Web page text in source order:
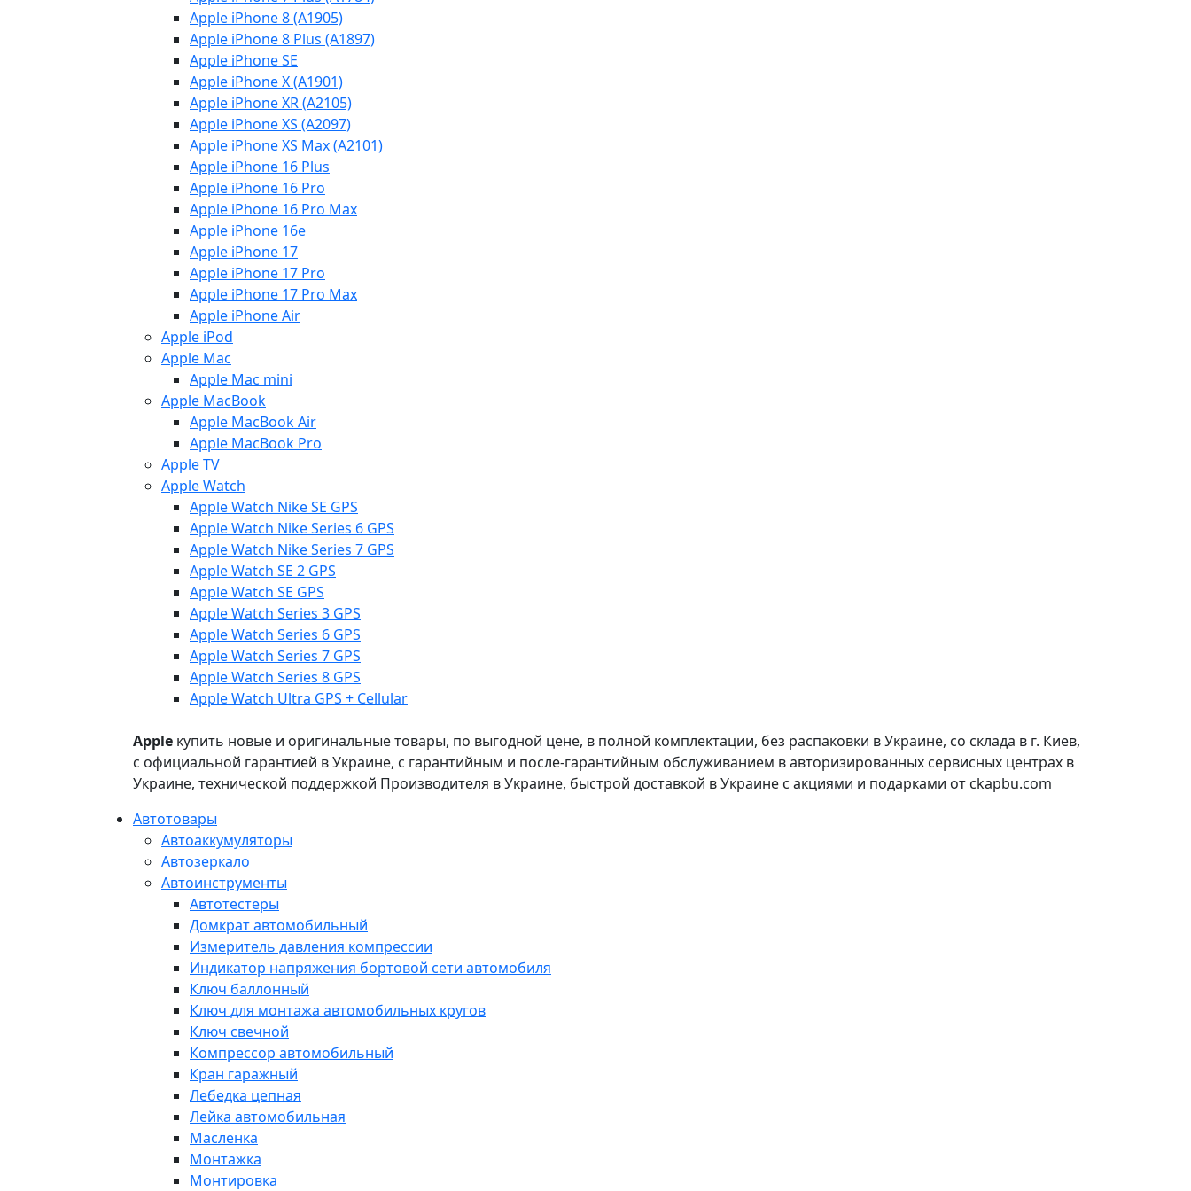
Apple iPhone 8 (A1905)
Apple iPhone 8 Plus (A1897)
Apple iPhone SE
Apple iPhone X (A1901)
Apple iPhone XR (A2105)
Apple iPhone XS (A2097)
Apple iPhone XS Max (A2101)
Apple iPhone 16 Plus
Apple iPhone 16 Pro
Apple iPhone 16 Pro Max
Apple iPhone 16e
Apple iPhone 17
Apple iPhone 17 Pro
Apple iPhone 17 Pro Max
Apple iPhone Air
Apple iPod
Apple Mac
Apple Mac mini
Apple MacBook
Apple MacBook Air
Apple MacBook Pro
Apple TV
Apple Watch
Apple Watch Nike SE GPS
Apple Watch Nike Series 6 GPS
Apple Watch Nike Series 7 GPS
Apple Watch SE 2 GPS
Apple Watch SE GPS
Apple Watch Series 3 GPS
Apple Watch Series 6 GPS
Apple Watch Series 7 GPS
Apple Watch Series 8 GPS
Apple Watch Ultra GPS + Cellular
Apple купить новые и оригинальные товары, по выгодной цене, в полной комплектации, без распаковки в Украине, со склада в г. Киев,
с официальной гарантией в Украине, с гарантийным и после-гарантийным обслуживанием в авторизированных сервисных центрах в
Украине, технической поддержкой Производителя в Украине, быстрой доставкой в Украине с акциями и подарками от ckapbu.com
Автотовары
Автоаккумуляторы
Автозеркало
Автоинструменты
Автотестеры
Домкрат автомобильный
Измеритель давления компрессии
Индикатор напряжения бортовой сети автомобиля
Ключ баллонный
Ключ для монтажа автомобильных кругов
Ключ свечной
Компрессор автомобильный
Кран гаражный
Лебедка цепная
Лейка автомобильная
Масленка
Монтажка
Монтировка